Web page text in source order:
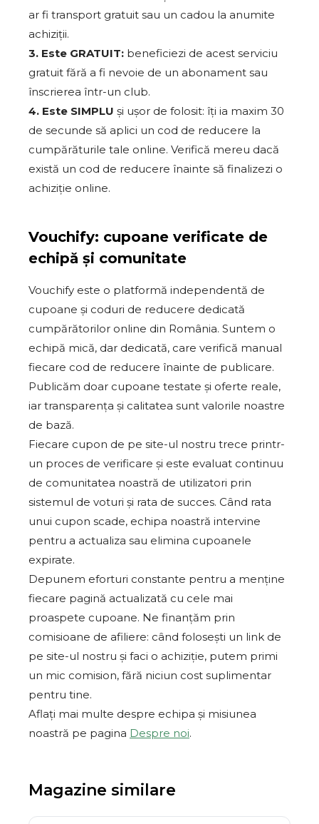
ar fi transport gratuit sau un cadou la anumite
achiziții.
3. Este GRATUIT: beneficiezi de acest serviciu
gratuit fără a fi nevoie de un abonament sau
înscrierea într-un club.
4. Este SIMPLU și ușor de folosit: îți ia maxim 30
de secunde să aplici un cod de reducere la
cumpărăturile tale online. Verifică mereu dacă
există un cod de reducere înainte să finalizezi o
achiziție online.
Vouchify: cupoane verificate de
echipă și comunitate
Vouchify este o platformă independentă de
cupoane și coduri de reducere dedicată
cumpărătorilor online din România. Suntem o
echipă mică, dar dedicată, care verifică manual
fiecare cod de reducere înainte de publicare.
Publicăm doar cupoane testate și oferte reale,
iar transparența și calitatea sunt valorile noastre
de bază.
Fiecare cupon de pe site-ul nostru trece printr-
un proces de verificare și este evaluat continuu
de comunitatea noastră de utilizatori prin
sistemul de voturi și rata de succes. Când rata
unui cupon scade, echipa noastră intervine
pentru a actualiza sau elimina cupoanele
expirate.
Depunem eforturi constante pentru a menține
fiecare pagină actualizată cu cele mai
proaspete cupoane. Ne finanțăm prin
comisioane de afiliere: când folosești un link de
pe site-ul nostru și faci o achiziție, putem primi
un mic comision, fără niciun cost suplimentar
pentru tine.
Aflați mai multe despre echipa și misiunea
noastră pe pagina Despre noi.
Magazine similare